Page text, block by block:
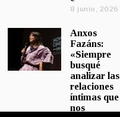
8 junio, 2026
Anxos
Fazáns:
«Siempre
busqué
analizar las
relaciones
íntimas que
nos